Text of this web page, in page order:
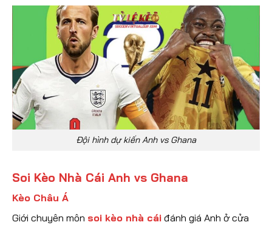
Đội hình dự kiến Anh vs Ghana
Soi Kèo Nhà Cái Anh vs Ghana
Kèo Châu Á
Giới chuyên môn soi kèo nhà cái đánh giá Anh ở cửa